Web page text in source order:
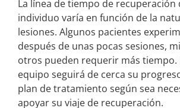
La línea de tiempo de recuperación
individuo varía en función de la
lesiones. Algunos pacientes
después de unas pocas sesiones,
otros pueden requerir más tiempo.
equipo seguirá de cerca su
plan de tratamiento según sea
apoyar su viaje de recuperación.